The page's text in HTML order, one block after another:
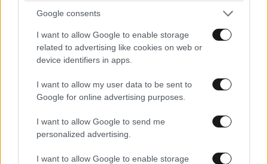
Google consents
I want to allow Google to enable storage
related to advertising like cookies on web or
device identifiers in apps.
I want to allow my user data to be sent to
Google for online advertising purposes.
I want to allow Google to send me
personalized advertising.
I want to allow Google to enable storage
Απαντήστε 0
TRENDING